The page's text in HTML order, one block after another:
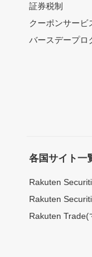
証券税制
クーポンサービ
バースデープロ
各国サイト一
Rakuten
Rakuten
Rakuten Trade(